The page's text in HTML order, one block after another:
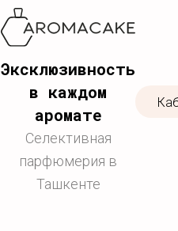
Эксклюзивность
в каждом
аромате
Селективная
парфюмерия в
Ташкенте